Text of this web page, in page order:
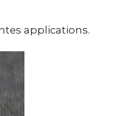
applications.